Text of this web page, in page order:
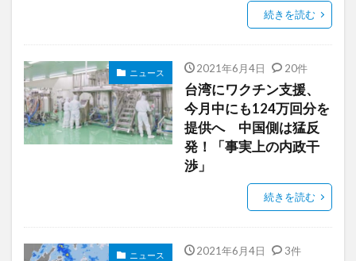
続きを読む
ニュース 2021年6月4日 20件
台湾にワクチン支援、
今月中にも124万回分を
提供へ 中国側は猛反
発！「事実上の内政干
渉」
続きを読む
ニュース 2021年6月4日 3件